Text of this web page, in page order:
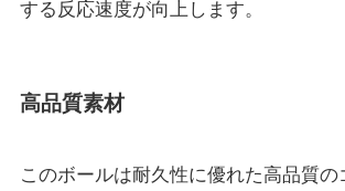
する反応速度が向上します。
高品質素材
このボールは耐久性に優れた高品質の